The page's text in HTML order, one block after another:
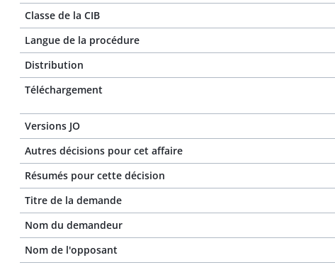
Classe de la CIB
Langue de la procédure
Distribution
Téléchargement
Versions JO
Autres décisions pour cet affaire
Résumés pour cette décision
Titre de la demande
Nom du demandeur
Nom de l'opposant